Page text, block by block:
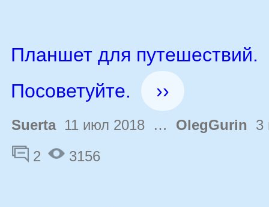
Планшет для путешествий.
Посоветуйте.
››
Suerta11 июл 2018 … OlegGurin 3
2
3156